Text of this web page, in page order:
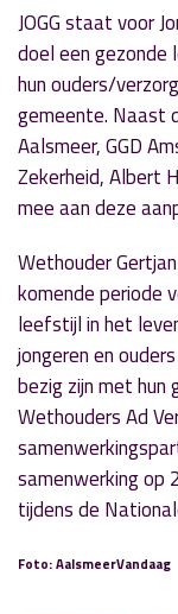
23 januari 2018
JOGG staat voor
doel een gezonde
hun ouders/
gemeente. Naast
Aalsmeer, GGD
Zekerheid, Albert
mee aan deze
Wethouder
komende periode
leefstijl in het
jongeren en
bezig zijn met hun
Wethouders Ad
samenwerking op
tijdens de
Foto: AalsmeerVandaag